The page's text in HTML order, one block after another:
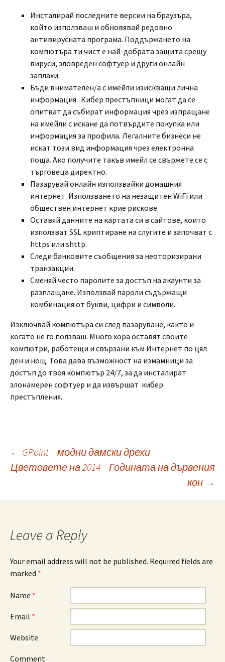
Инсталирай последните версии на браузъра,
който използваш и обновявай редовно
антивирусната програма. Поддържането на
компютъра ти чист е най-добрата защита срещу
вируси, зловреден софтуер и други онлайн
заплахи.
Бъди внимателен/а с имейли изискващи лична
информация. Кибер престъпници могат да се
опитват да събират информация чрез изпращане
на имейли с искане да потвърдите покупка или
информация за профила. Легалните бизнеси не
искат този вид информация чрез електронна
поща. Ако получите такъв имейл се свържете се с
търговеца директно.
Пазарувай онлайн използвайки домашния
интернет. Използването на незащитен WiFi или
обществен интернет крие рискове.
Оставяй данните на картата си в сайтове, които
използват SSL криптиране на слугите и започват с
https или shttp.
Следи банковите съобщения за неоторизирани
транзакции.
Сменяй често паролите за достъп на акаунти за
разплащане. Използвай пароли съдържащи
комбинация от букви, цифри и символи.
Изключвай компютъра си след пазаруване, както и
когато не го ползваш. Много хора оставят своите
компютри, работещи и свързани към Интернет по цял
ден и нощ. Това дава възможност на измамници за
достъп до твоя компютър 24/7, за да инсталират
злонамерен софтуер и да извършат кибер
престъпления.
Post navigation
← GPoint – модни дамски дрехи
Цветовете на 2014 – Годината на дървения
кон →
Leave a Reply
Your email address will not be published. Required fields are
marked *
Name *
Email *
Website
Comment